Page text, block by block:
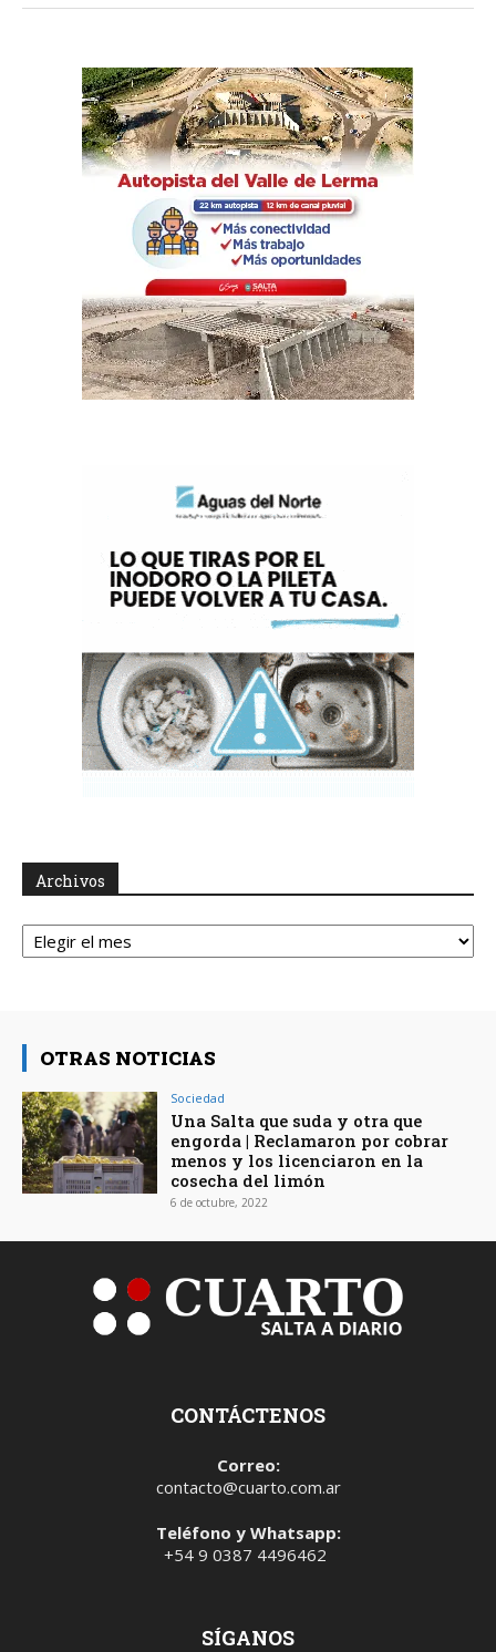
Archivos
Archivos
OTRAS NOTICIAS
Sociedad
Una Salta que suda y otra que
engorda | Reclamaron por cobrar
menos y los licenciaron en la
cosecha del limón
6 de octubre, 2022
CONTÁCTENOS
Correo:
contacto@cuarto.com.ar
Teléfono y Whatsapp:
+54 9 0387 4496462
SÍGANOS